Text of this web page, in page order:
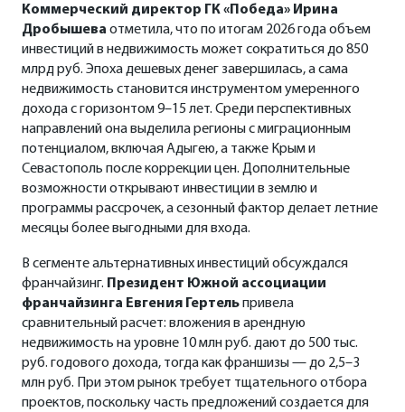
Коммерческий директор ГК «Победа» Ирина
Дробышева отметила, что по итогам 2026 года объем
инвестиций в недвижимость может сократиться до 850
млрд руб. Эпоха дешевых денег завершилась, а сама
недвижимость становится инструментом умеренного
дохода с горизонтом 9–15 лет. Среди перспективных
направлений она выделила регионы с миграционным
потенциалом, включая Адыгею, а также Крым и
Севастополь после коррекции цен. Дополнительные
возможности открывают инвестиции в землю и
программы рассрочек, а сезонный фактор делает летние
месяцы более выгодными для входа.
В сегменте альтернативных инвестиций обсуждался
франчайзинг. Президент Южной ассоциации
франчайзинга Евгения Гертельпривела
сравнительный расчет: вложения в арендную
недвижимость на уровне 10 млн руб. дают до 500 тыс.
руб. годового дохода, тогда как франшизы — до 2,5–3
млн руб. При этом рынок требует тщательного отбора
проектов, поскольку часть предложений создается для